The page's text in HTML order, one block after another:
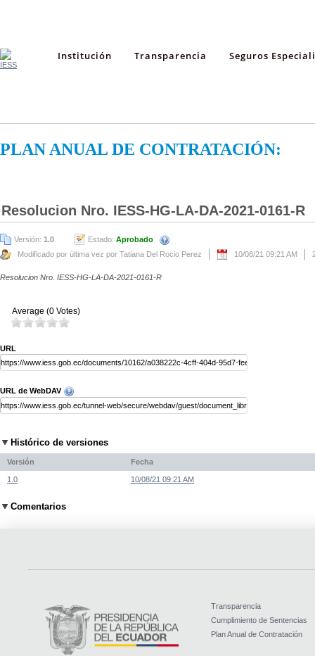
Institución Transparencia Seguros
PLAN ANUAL DE CONTRATACIÓN:
Resolucion Nro. IESS-HG-LA-DA-2021-0161-R
Versión: 1.0 Estado: Aprobado
Modificado por última vez por Tatiana Del Rocio Perez
10/08/21 09:21 AM
Resolucion Nro. IESS-HG-LA-DA-2021-0161-R
Average (0 Votes)
URL
URL de WebDAV
Histórico de versiones
Versión Fecha
1.0 10/08/21 09:21 AM
Comentarios
Transparencia
Cumplimiento de Sentencias
Plan Anual de Contratación